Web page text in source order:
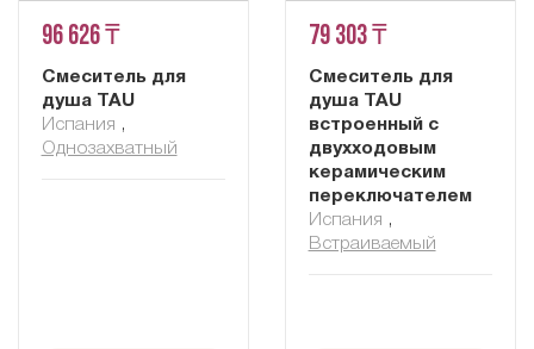
96 626 ₸
Смеситель для
душа TAU
Испания ,
Однозахватный
79 303 ₸
Смеситель для
душа TAU
встроенный с
двухходовым
керамическим
переключателем
Испания ,
Встраиваемый